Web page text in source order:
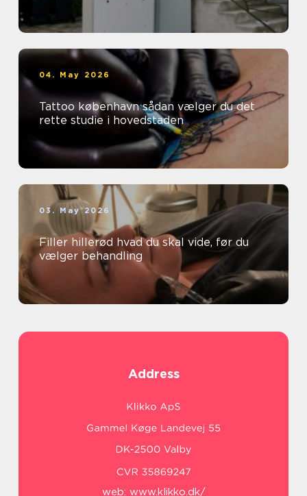
04. May 2026
Tattoo københavn sådan vælger du det
rette studie i hovedstaden
03. May 2026
Filler hillerød hvad du skal vide, før du
vælger behandling
Address
web: www.klikko.dk/